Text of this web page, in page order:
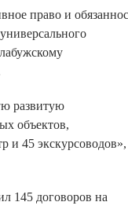
право и
развитую
объектов,
и 45
145 договоров на